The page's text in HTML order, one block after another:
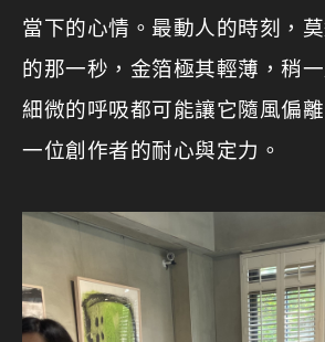
當下的心情。最動人的時刻，
的那一秒，金箔極其輕薄，稍
細微的呼吸都可能讓它隨風偏
一位創作者的耐心與定力。